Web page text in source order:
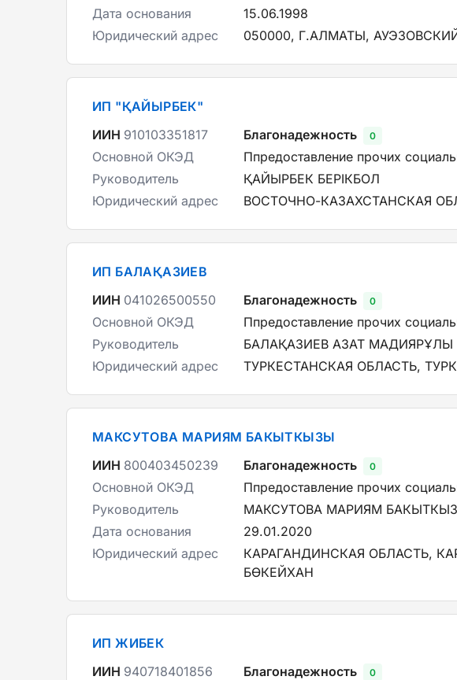
Дата основания
15.06.1998
Юридический адрес
050000, Г.АЛМАТЫ,
ИП "ҚАЙЫРБЕК"
ИИН 910103351817 Благонадежность 0
Основной ОКЭД
Ппредоставление прочих
Руководитель
ҚАЙЫРБЕК БЕРІКБОЛ
Юридический адрес
ВОСТОЧНО-КАЗАХСТАНСКАЯ
ИП БАЛАҚАЗИЕВ
ИИН 041026500550 Благонадежность 0
Основной ОКЭД
Ппредоставление прочих
Руководитель
БАЛАҚАЗИЕВ АЗАТ МАДИЯРҰЛЫ
Юридический адрес
ТУРКЕСТАНСКАЯ ОБЛАСТЬ,
МАКСУТОВА МАРИЯМ БАКЫТКЫЗЫ
ИИН 800403450239 Благонадежность 0
Основной ОКЭД
Ппредоставление прочих
Руководитель
МАКСУТОВА МАРИЯМ
Дата основания
29.01.2020
Юридический адрес
КАРАГАНДИНСКАЯ ОБЛАСТЬ,
БӨКЕЙХАН
ИП ЖИБЕК
ИИН 940718401856 Благонадежность 0